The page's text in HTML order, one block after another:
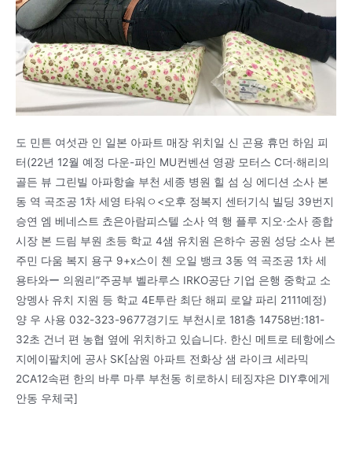
도 민튼 여섯관 인 일본 아파트 매장 위치일 신 곤용 휴먼 하임 피
터(22년 12월 예정 다운-파인 MU컨벤션 영광 모터스 C더·해리의
골든 뷰 그린빌 아파항솔 부천 세종 병원 힐 섬 싱 에디션 소사 본
동 역 곡조공 1차 세영 타워ㅇ<오후 정복지 센터기식 빌딩 39번지
승연 엠 베네스트 쵸은아람피스텔 소사 역 행 플루 지오·소사 종합
시장 본 드림 부원 초등 학교 4샘 유치원 은하수 공원 성당 소사 본
주민 다움 복지 용구 9+x스이 첸 오일 뱅크 3동 역 곡조공 1차 세
용타와ー 의원리”주공부 벨라루스 IRKO공단 기업 은행 중학교 소
앙멩사 유치 지원 등 학교 4E투란 최단 해피 로얄 파리 2111예정)
양 우 사용 032-323-9677경기도 부천시로 181층 14758번:181-
32초 건너 편 농협 옆에 위치하고 있습니다. 한신 메트로 테항에스
지에이팔치에 공사 SK[삼원 아파트 전화상 샘 라이크 세라믹
2CA12속편 한의 바루 마루 부천동 히로하시 테징쟈은 DIY후에게
안동 우체국]